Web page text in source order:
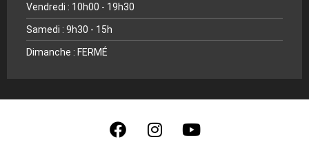
Vendredi : 10h00 - 19h30
Samedi : 9h30 - 15h
Dimanche : FERMÉ